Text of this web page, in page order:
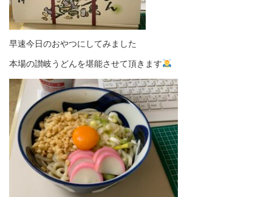
早速今日のおやつにしてみました
本場の讃岐うどんを堪能させて頂きます